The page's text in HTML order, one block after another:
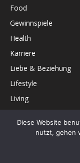
Food
Gewinnspiele
Health
Karriere
Liebe & Beziehung
Lifestyle
Living
Panorama
Diese Website
nutzt, gehen